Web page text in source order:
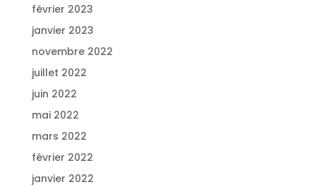
février 2023
janvier 2023
novembre 2022
juillet 2022
juin 2022
mai 2022
mars 2022
février 2022
janvier 2022